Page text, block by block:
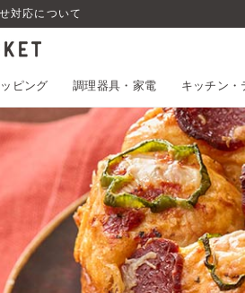
対応について
ピング 調理器具・家電 キッチン・